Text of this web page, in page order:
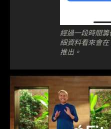
經過一段時間
細資料看來會
推出。